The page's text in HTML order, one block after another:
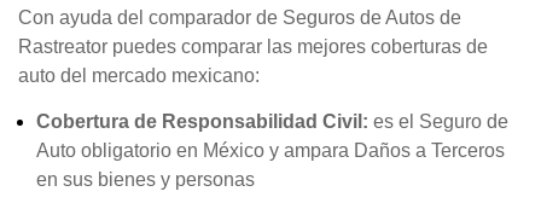
Con ayuda del comparador de Seguros de Autos de
Rastreator puedes comparar las mejores coberturas de
auto del mercado mexicano:
Cobertura de Responsabilidad Civil: es el Seguro de
Auto obligatorio en México y ampara Daños a Terceros
en sus bienes y personas